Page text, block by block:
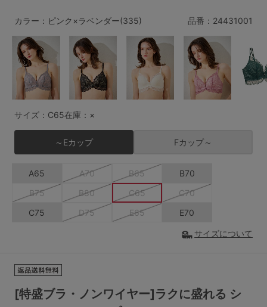
F65 F70 F75 F80
G65 G75
H70
SS
L LL
S-CD
M-AB M-EF
L-AB L-CD L-EF
～999円 1,000～1,999円
2,000～2,999円 3,000～3,999円
4,000円～
セールアイテムから探す
セールアイテム
その他から探す
新着アイテム
品番： 24431001
[特盛ブラ・ノンワイヤー]ラクに盛れる シ
カラー：ピンク×ラベンダー(335)
サイズ：C65在庫：×
～Eカップ Fカップ～
A65 A70 B65
B70
B75
B80 C65
C70
C75
D75 E65 E70
サイズについて